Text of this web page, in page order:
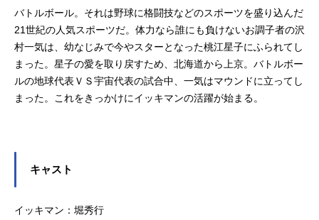
バトルボール。それは野球に格闘技などのスポーツを盛り込んだ
21世紀の人気スポーツだ。体力なら誰にも負けないお調子者の沢
村一気は、幼なじみで今やスターとなった桃江星子にふられてし
まった。星子の愛を取り戻すため、北海道から上京。バトルボー
ルの地球代表ＶＳ宇宙代表の試合中、一気はマウンドに立ってし
まった。これをきっかけにイッキマンの活躍が始まる。
キャスト
イッキマン：堀秀行